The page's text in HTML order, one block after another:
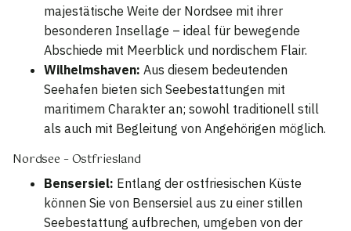
majestätische Weite der Nordsee mit ihrer
besonderen Insellage – ideal für bewegende
Abschiede mit Meerblick und nordischem Flair.
Wilhelmshaven: Aus diesem bedeutenden
Seehafen bieten sich Seebestattungen mit
maritimem Charakter an; sowohl traditionell still
als auch mit Begleitung von Angehörigen möglich.
Nordsee – Ostfriesland
Bensersiel: Entlang der ostfriesischen Küste
können Sie von Bensersiel aus zu einer stillen
Seebestattung aufbrechen, umgeben von der